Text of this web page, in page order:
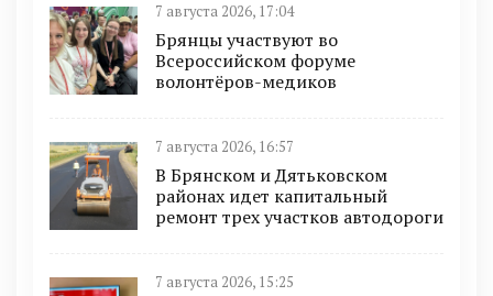
7 августа 2026, 17:04
Брянцы участвуют во
Всероссийском форуме
волонтёров-медиков
7 августа 2026, 16:57
В Брянском и Дятьковском
районах идет капитальный
ремонт трех участков автодороги
7 августа 2026, 15:25